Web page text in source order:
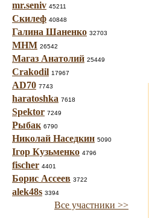
mr.seniv 45211
Скилеф 40848
Галина Шаненко 32703
МНМ 26542
Магаз Анатолий 25449
Crakodil 17967
AD70 7743
haratoshka 7618
Spektor 7249
Рыбак 6790
Николай Наседкин 5090
Ігор Кузьменко 4796
fischer 4401
Борис Ассеев 3722
alek48s 3394
Все участники >>